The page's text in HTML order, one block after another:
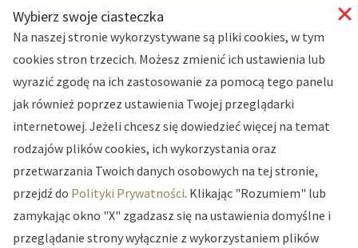
Wybierz swoje ciasteczka
Na naszej stronie wykorzystywane są pliki cookies, w tym
cookies stron trzecich. Możesz zmienić ich ustawienia lub
wyrazić zgodę na ich zastosowanie za pomocą tego panelu
jak również poprzez ustawienia Twojej przeglądarki
internetowej. Jeżeli chcesz się dowiedzieć więcej na temat
rodzajów plików cookies, ich wykorzystania oraz
przetwarzania Twoich danych osobowych na tej stronie,
przejdź do Polityki Prywatności. Klikając "Rozumiem" lub
zamykając okno "X" zgadzasz się na ustawienia domyślne i
przeglądanie strony wyłącznie z wykorzystaniem plików